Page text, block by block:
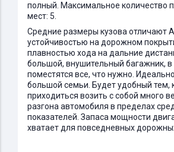
полный. Максимальное количество
мест: 5.
Средние размеры кузова отличают
устойчивостью на дорожном
плавностью хода на дальние
большой, внушительный багажник, в
поместятся все, что нужно.
большой семьи. Будет удобный тем,
приходиться возить с собой много
разгона автомобиля в пределах
показателей. Запаса мощности
хватает для повседневных